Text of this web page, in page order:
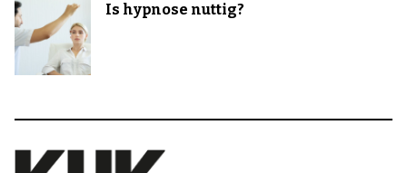
Is hypnose nuttig?